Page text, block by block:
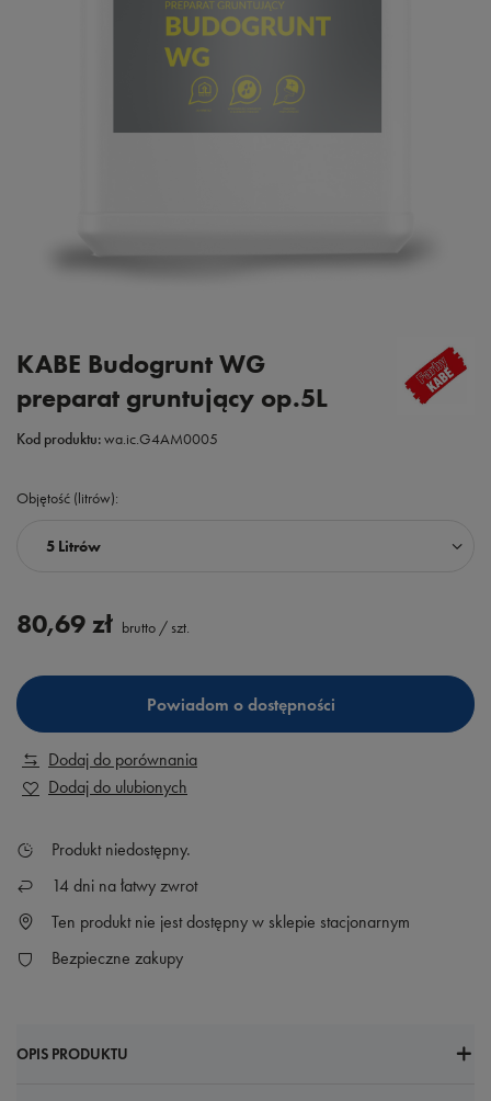
KABE Budogrunt WG
preparat gruntujący op.5L
Kod produktu:wa.ic.G4AM0005
Objętość (litrów)
5 Litrów
80,69 zł brutto / szt.
Powiadom o dostępności
Dodaj do porównania
Dodaj do ulubionych
Produkt niedostępny
14 dni na łatwy zwrot
Ten produkt nie jest dostępny w sklepie stacjonarnym
Bezpieczne zakupy
OPIS PRODUKTU